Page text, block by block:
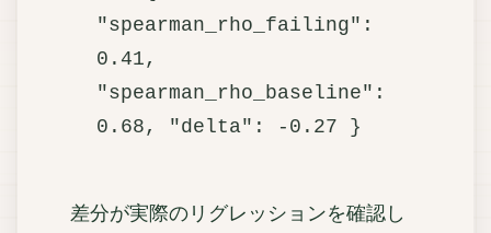
"spearman_rho_failing":
0.41,
"spearman_rho_baseline":
差分が実際のリグレッションを確認し